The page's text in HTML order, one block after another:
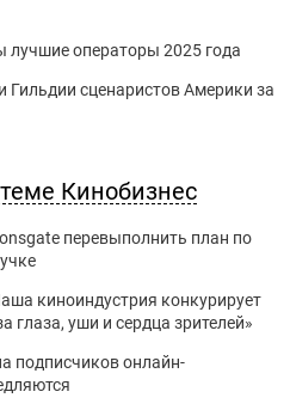
лучшие операторы 2025 года
Гильдии сценаристов Америки за
Кинобизнес
перевыполнить план по
киноиндустрия конкурирует
глаза, уши и сердца зрителей»
подписчиков онлайн-